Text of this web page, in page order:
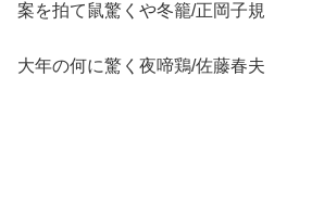
案を拍て鼠驚くや冬籠/正岡子規
大年の何に驚く夜啼鶏/佐藤春夫